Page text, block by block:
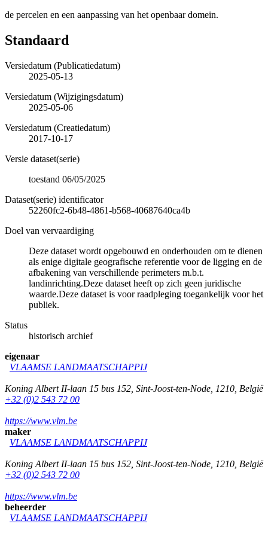
de percelen en een aanpassing van het openbaar domein.
Standaard
Versiedatum (Publicatiedatum)
2025-05-13
Versiedatum (Wijzigingsdatum)
2025-05-06
Versiedatum (Creatiedatum)
2017-10-17
Versie dataset(serie)
toestand 06/05/2025
Dataset(serie) identificator
52260fc2-6b48-4861-b568-40687640ca4b
Doel van vervaardiging
Deze dataset wordt opgebouwd en onderhouden om te dienen
als enige digitale geografische referentie voor de ligging en de
afbakening van verschillende perimeters m.b.t.
landinrichting.Deze dataset heeft op zich geen juridische
waarde.Deze dataset is voor raadpleging toegankelijk voor het
publiek.
Status
historisch archief
eigenaar
VLAAMSE LANDMAATSCHAPPIJ
Koning Albert II-laan 15 bus 152 Sint-Joost-ten-Node 1210 België
+32 (0)2 543 72 00
https://www.vlm.be
maker
VLAAMSE LANDMAATSCHAPPIJ
Koning Albert II-laan 15 bus 152 Sint-Joost-ten-Node 1210 België
+32 (0)2 543 72 00
https://www.vlm.be
beheerder
VLAAMSE LANDMAATSCHAPPIJ